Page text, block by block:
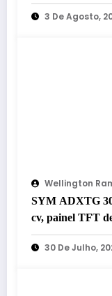
3 De Agosto,
Wellington
SYM ADXTG
cv, painel TFT
30 De Julho,